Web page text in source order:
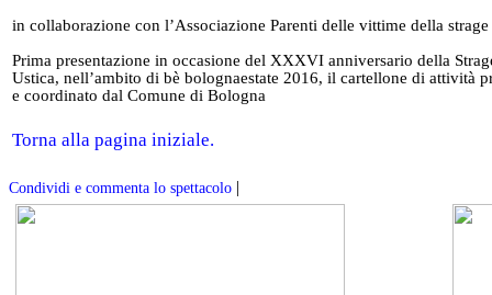
in collaborazione con l’Associazione Parenti delle vittime della
Prima presentazione in occasione del XXXVI anniversario della
Ustica, nell’ambito di bè bolognaestate 2016, il cartellone di attività
e coordinato dal Comune di Bologna
Torna alla pagina iniziale.
Condividi e commenta lo spettacolo |